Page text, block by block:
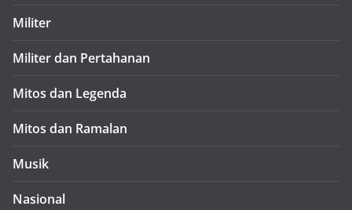
Militer
Militer dan Pertahanan
Mitos dan Legenda
Mitos dan Ramalan
Musik
Nasional